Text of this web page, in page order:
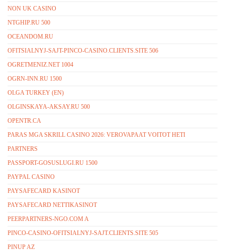
NON UK CASINO
NTGHIP.RU 500
OCEANDOM.RU
OFITSIALNYJ-SAJT-PINCO-CASINO.CLIENTS.SITE 506
OGRETMENIZ.NET 1004
OGRN-INN.RU 1500
OLGA TURKEY (EN)
OLGINSKAYA-AKSAY.RU 500
OPENTR.CA
PARAS MGA SKRILL CASINO 2026: VEROVAPAAT VOITOT HETI
PARTNERS
PASSPORT-GOSUSLUGI.RU 1500
PAYPAL CASINO
PAYSAFECARD KASINOT
PAYSAFECARD NETTIKASINOT
PEERPARTNERS-NGO.COM A
PINCO-CASINO-OFITSIALNYJ-SAJT.CLIENTS.SITE 505
PINUP AZ